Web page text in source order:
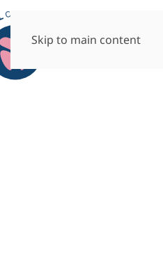
Skip to main content